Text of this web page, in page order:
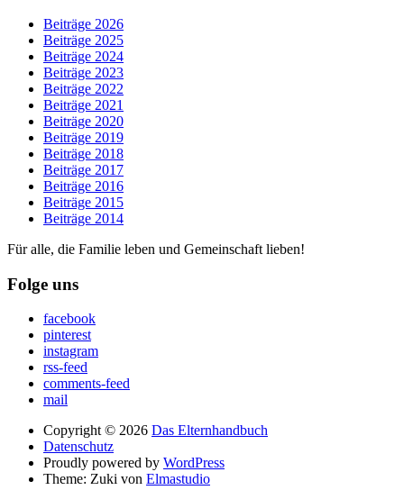
Beiträge 2026
Beiträge 2025
Beiträge 2024
Beiträge 2023
Beiträge 2022
Beiträge 2021
Beiträge 2020
Beiträge 2019
Beiträge 2018
Beiträge 2017
Beiträge 2016
Beiträge 2015
Beiträge 2014
Für alle, die Familie leben und Gemeinschaft lieben!
Folge uns
facebook
pinterest
instagram
rss-feed
comments-feed
mail
Copyright © 2026 Das Elternhandbuch
Datenschutz
Proudly powered by WordPress
Theme: Zuki von Elmastudio